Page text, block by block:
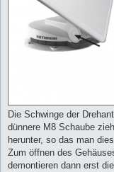
Die Schwinge der
dünnere M8 Schaube
herunter, so das man
Zum öffnen des
demontieren dann erst